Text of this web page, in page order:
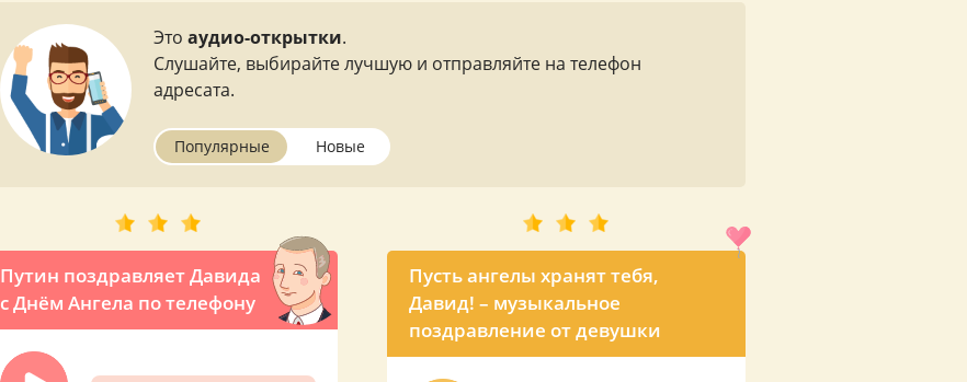
Это аудио-открытки.
Слушайте, выбирайте лучшую и отправляйте на телефон
адресата.
Популярные Новые
Путин поздравляет Давида
с Днём Ангела по телефону
Пусть ангелы хранят тебя,
Давид! – музыкальное
поздравление от девушки